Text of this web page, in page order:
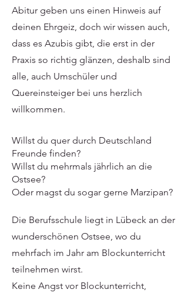
Abitur geben uns einen Hinweis auf
deinen Ehrgeiz, doch wir wissen auch,
dass es Azubis gibt, die erst in der
Praxis so richtig glänzen, deshalb sind
alle, auch Umschüler und
Quereinsteiger bei uns herzlich
willkommen.
Willst du quer durch Deutschland
Freunde finden?
Willst du mehrmals jährlich an die
Ostsee?
Oder magst du sogar gerne Marzipan?
Die Berufsschule liegt in Lübeck an der
wunderschönen Ostsee, wo du
mehrfach im Jahr am Blockunterricht
teilnehmen wirst.
Keine Angst vor Blockunterricht,